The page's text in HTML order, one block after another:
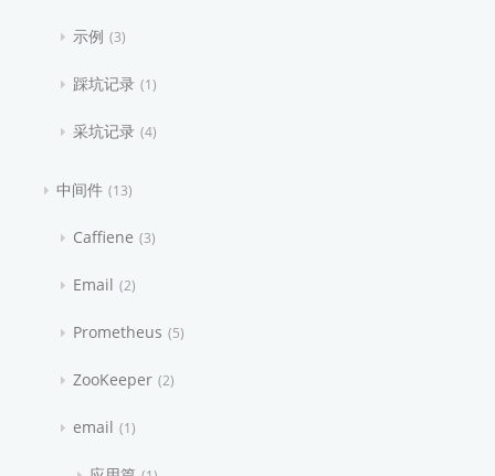
示例 3
踩坑记录 1
采坑记录 4
中间件 13
Caffiene 3
Email 2
Prometheus 5
ZooKeeper 2
email 1